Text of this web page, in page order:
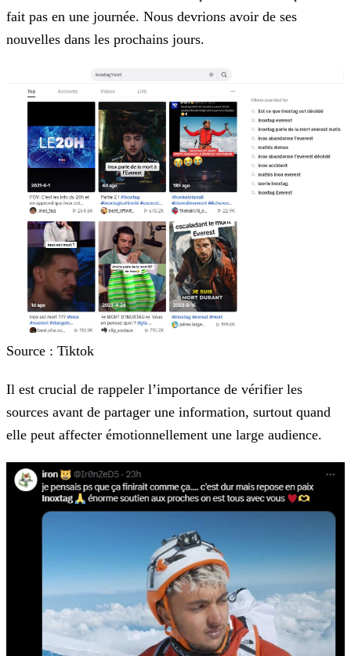
fait pas en une journée. Nous devrions avoir de ses
nouvelles dans les prochains jours.
Source : Tiktok
Il est crucial de rappeler l’importance de vérifier les
sources avant de partager une information, surtout quand
elle peut affecter émotionnellement une large audience.